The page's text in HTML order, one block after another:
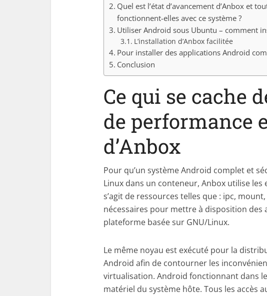
Quel est l’état d’avancement d’Anbox et
fonctionnent-elles avec ce système ?
Utiliser Android sous Ubuntu – comment
L’installation d’Anbox facilitée
Pour installer des applications Android
Conclusion
Ce qui se cache
de performance
d’Anbox
Pour qu’un système Android complet et
Linux dans un conteneur, Anbox utilise les
s’agit de ressources telles que : ipc,
nécessaires pour mettre à disposition
plateforme basée sur GNU/Linux.
Le même noyau est exécuté pour la
Android afin de contourner les
virtualisation. Android fonctionnant dans le
matériel du système hôte. Tous les accès